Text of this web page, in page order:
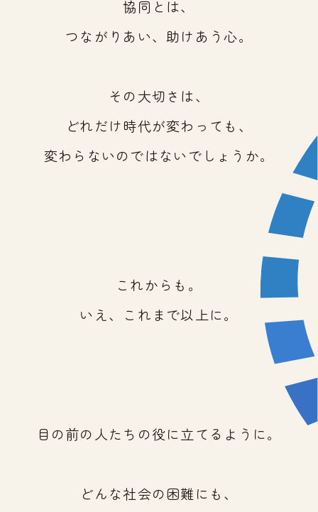
協同とは、
つながりあい、助けあう心。
その大切さは、
どれだけ時代が変わっても、
変わらないのではないでしょうか。
これからも。
いえ、これまで以上に。
目の前の人たちの役に立てるように。
どんな社会の困難にも、